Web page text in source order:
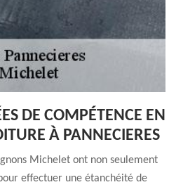
DE COMPÉTENCE EN
À PANNECIERES
Michelet ont non seulement
effectuer une étanchéité de